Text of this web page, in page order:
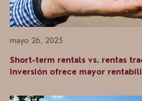
mayo 26, 2025
Short-term rentals vs. rentas
inversión ofrece mayor